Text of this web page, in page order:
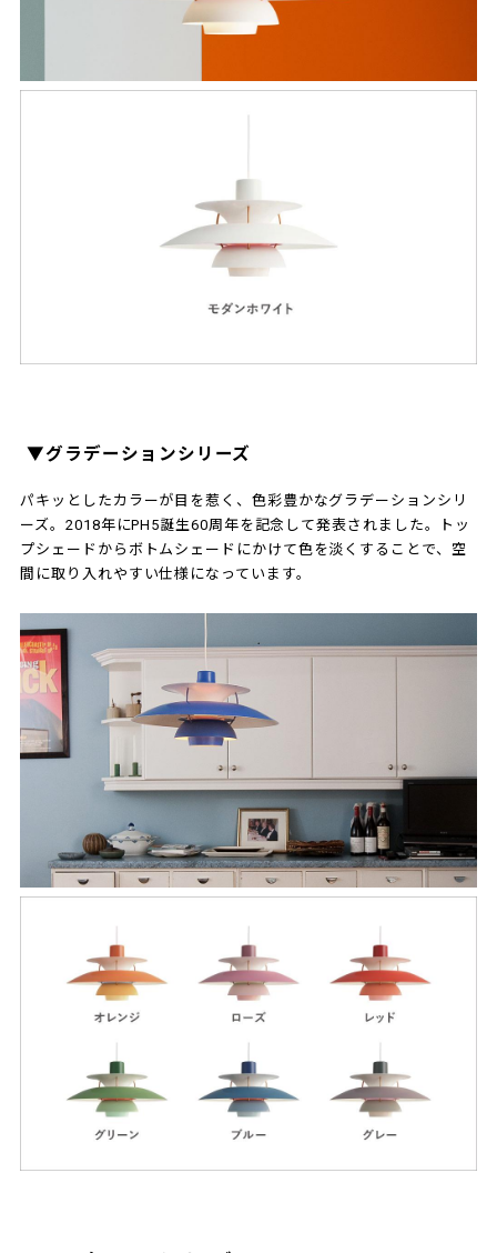
▼グラデーションシリーズ
パキッとしたカラーが目を惹く、色彩豊かなグラデーションシリ
ーズ。2018年にPH5誕生60周年を記念して発表されました。トッ
プシェードからボトムシェードにかけて色を淡くすることで、空
間に取り入れやすい仕様になっています。